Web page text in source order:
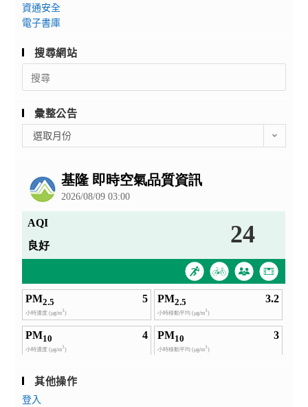
資通安全
電子書庫
搜尋網站
Search
for:
彙整公告
整
選取月份
其他操作
登入